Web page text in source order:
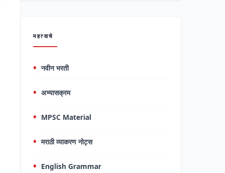
महत्वाचे
नवीन भरती
अभ्यासक्रम
MPSC Material
मराठी व्याकरण नोट्स
English Grammar